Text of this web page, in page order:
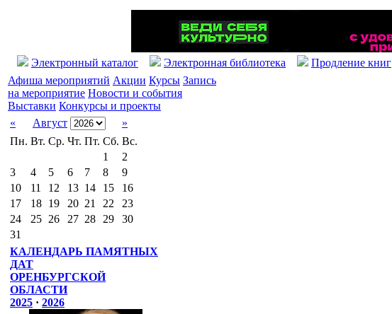
Электронный каталог Электронная библиотека Продление книг
Афиша мероприятий Акции Курсы Запись
на мероприятие Новости и события
Выставки Конкурсы и проекты
«
Август
»
Пн. Вт. Ср. Чт. Пт. Сб. Вс.
1
2
3
4 5 6 7 8
9
10
11 12 13 14 15
16
17
18 19 20 21 22
23
24
25 26 27 28 29
30
31
КАЛЕНДАРЬ ПАМЯТНЫХ
ДАТ
ОРЕНБУРГСКОЙ
ОБЛАСТИ
2025 · 2026